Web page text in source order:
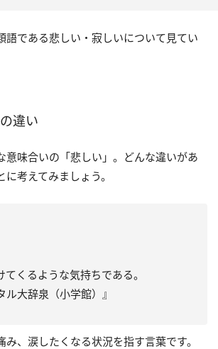
語である悲しい・寂しいについて見てい
違い
意味合いの「悲しい」。どんな違いがあ
考えてみましょう。
くるような気持ちである。
ル大辞泉（小学館）』
み、涙したくなる状況を指す言葉です。